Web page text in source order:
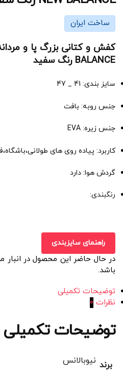
ساخت ایران
BALANCE رنگ سفید
سایز بندی: 41 _ 47
جنس روبه: بافت
جنس زیره: EVA
کاربرد: پیاده روی های
گردش هوا: دارد
رنگبندی:
راهنمای سایزبندی
در حال حاضر این محصول در
باشد.
توضیحات تکمیلی
نظرات 0
توضیحات تکمیلی
برند نیوبالانس